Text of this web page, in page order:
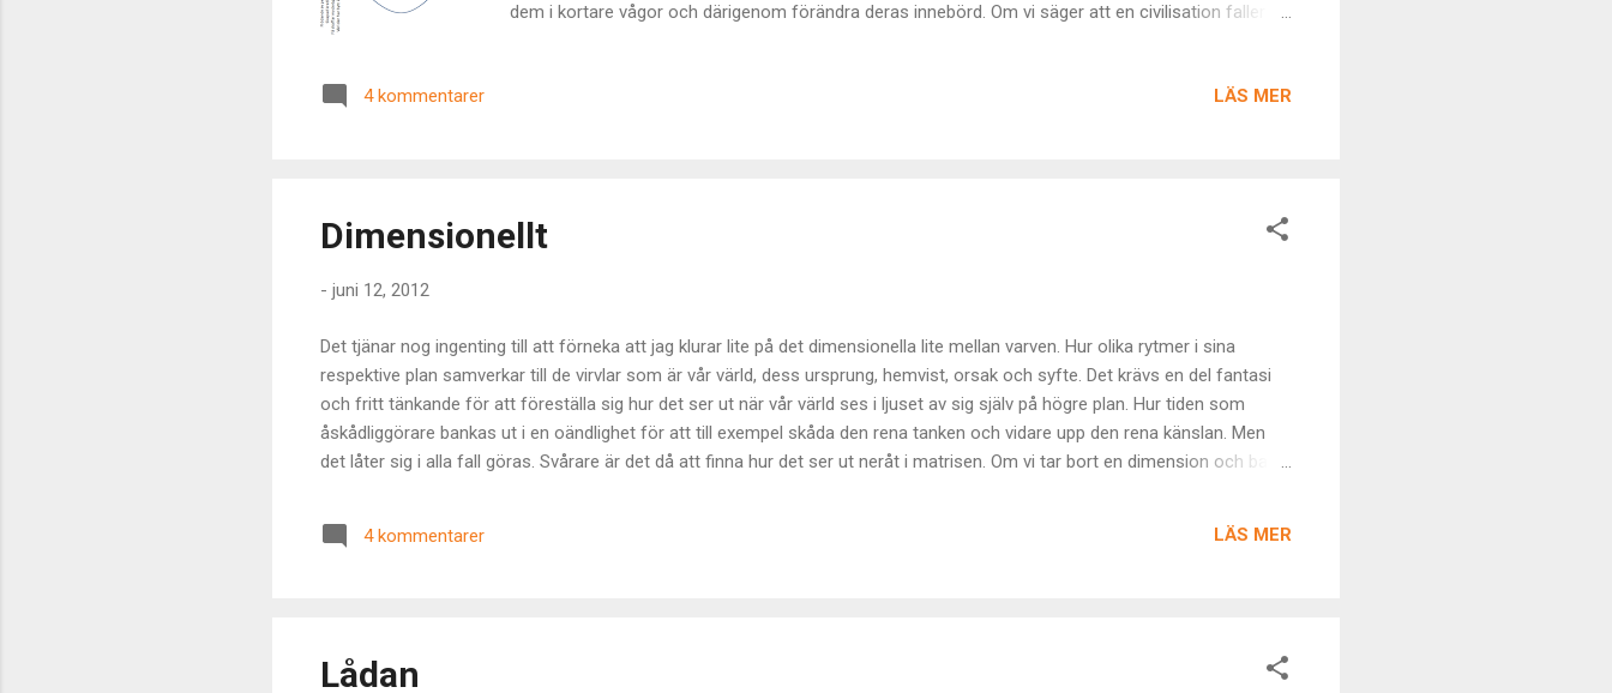
dem i kortare vågor och därigenom förändra deras innebörd. Om vi säger att en civilisation faller
för befolkningen, men den räkningen är det inte någon som hållit, så vi får nöja oss med åren). En
4 kommentarer LÄS MER
Dimensionellt
- juni 12, 2012
Det tjänar nog ingenting till att förneka att jag klurar lite på det dimensionella lite mellan varven. Hur olika rytmer i sina
respektive plan samverkar till de virvlar som är vår värld, dess ursprung, hemvist, orsak och syfte. Det krävs en del fantasi
och fritt tänkande för att föreställa sig hur det ser ut när vår värld ses i ljuset av sig själv på högre plan. Hur tiden som
åskådliggörare bankas ut i en oändlighet för att till exempel skåda den rena tanken och vidare upp den rena känslan. Men
det låter sig i alla fall göras. Svårare är det då att finna hur det ser ut neråt i matrisen. Om vi tar bort en dimension och bara
förhållande till en oföränderlig omvärld och det enda som räknas är den enda nutid som finns, det vill säga det ög...
4 kommentarer LÄS MER
Lådan